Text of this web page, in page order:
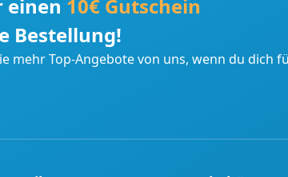
einen 10€ Gutschein
Bestellung!
mehr Top-Angebote von uns, wenn du dich